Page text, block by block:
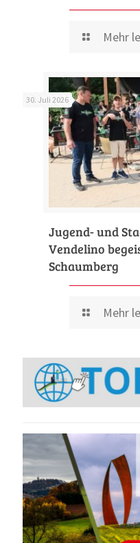
Mehr
30. Juli 2026
Jugend- und
Vendelino
Schaumberg
Mehr